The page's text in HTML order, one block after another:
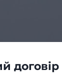
договір